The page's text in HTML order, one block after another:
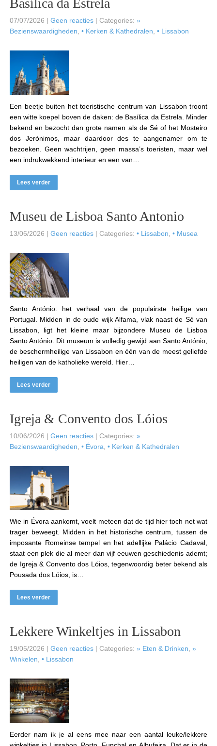
Basílica da Estrela
07/07/2026 | Geen reacties | Categories: »
Bezienswaardigheden • Kerken & Kathedralen • Lissabon
Een beetje buiten het toeristische centrum van Lissabon troont
een witte koepel boven de daken: de Basílica da Estrela. Minder
bekend en bezocht dan grote namen als de Sé of het Mosteiro
dos Jerónimos, maar daardoor des te aangenamer om te
bezoeken. Geen wachtrijen, geen massa’s toeristen, maar wel
een indrukwekkend interieur en een van…
Lees verder
Museu de Lisboa Santo Antonio
13/06/2026 | Geen reacties | Categories: • Lissabon • Musea
Santo António: het verhaal van de populairste heilige van
Portugal. Midden in de oude wijk Alfama, vlak naast de Sé van
Lissabon, ligt het kleine maar bijzondere Museu de Lisboa
Santo António. Dit museum is volledig gewijd aan Santo António,
de beschermheilige van Lissabon en één van de meest geliefde
heiligen van de katholieke wereld. Hier…
Lees verder
Igreja & Convento dos Lóios
10/06/2026 | Geen reacties | Categories: »
Bezienswaardigheden • Évora • Kerken & Kathedralen
Wie in Évora aankomt, voelt meteen dat de tijd hier toch net wat
trager beweegt. Midden in het historische centrum, tussen de
imposante Romeinse tempel en het adellijke Palácio Cadaval,
staat een plek die al meer dan vijf eeuwen geschiedenis ademt;
de Igreja & Convento dos Lóios, tegenwoordig beter bekend als
Pousada dos Lóios, is…
Lees verder
Lekkere Winkeltjes in Lissabon
19/05/2026 | Geen reacties | Categories: » Eten & Drinken, »
Winkelen, • Lissabon
Eerder nam ik je al eens mee naar een aantal leuke/lekkere